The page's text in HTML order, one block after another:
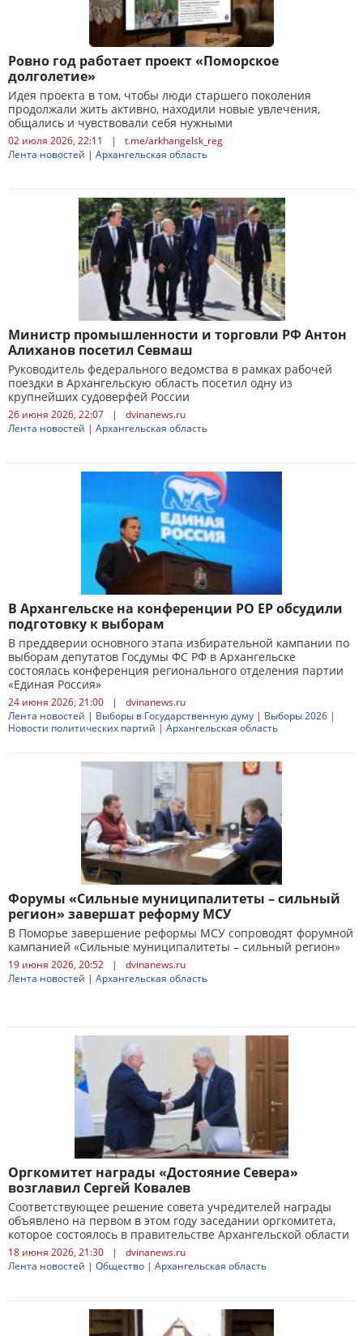
Ровно год работает проект «Поморское
долголетие»
Идея проекта в том, чтобы люди старшего поколения
продолжали жить активно, находили новые увлечения,
общались и чувствовали себя нужными
02 июля 2026, 22:11 |
t.me/arkhangelsk_reg
Лента новостей | Архангельская область
Министр промышленности и торговли РФ Антон
Алиханов посетил Севмаш
Руководитель федерального ведомства в рамках рабочей
поездки в Архангельскую область посетил одну из
крупнейших судоверфей России
26 июня 2026, 22:07 |
dvinanews.ru
Лента новостей | Архангельская область
В Архангельске на конференции РО ЕР обсудили
подготовку к выборам
В преддверии основного этапа избирательной кампании по
выборам депутатов Госдумы ФС РФ в Архангельске
состоялась конференция регионального отделения партии
«Единая Россия»
24 июня 2026, 21:00 |
dvinanews.ru
Лента новостей | Выборы в Государственную думу | Выборы 2026 |
Новости политических партий | Архангельская область
Форумы «Сильные муниципалитеты – сильный
регион» завершат реформу МСУ
В Поморье завершение реформы МСУ сопроводят форумной
кампанией «Сильные муниципалитеты – сильный регион»
19 июня 2026, 20:52 |
dvinanews.ru
Лента новостей | Архангельская область
Оргкомитет награды «Достояние Севера»
возглавил Сергей Ковалев
Соответствующее решение совета учредителей награды
объявлено на первом в этом году заседании оргкомитета,
которое состоялось в правительстве Архангельской области
18 июня 2026, 21:30 |
dvinanews.ru
Лента новостей | Общество | Архангельская область